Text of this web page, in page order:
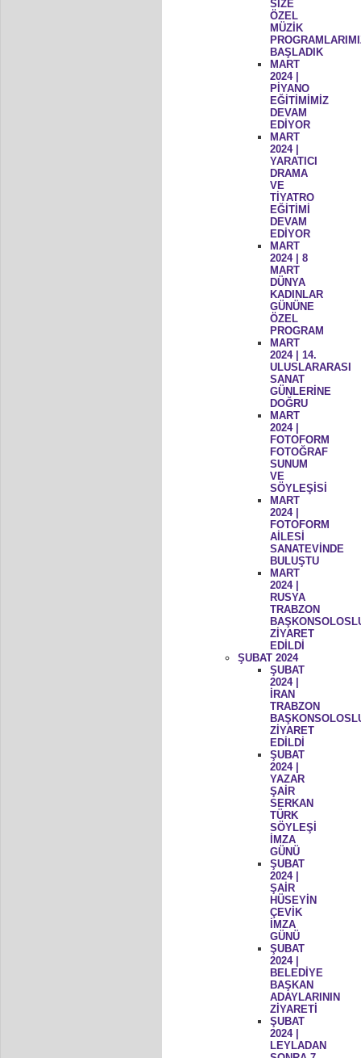
SİZE
ÖZEL
MÜZİK
BAŞLADIK
MART
2024 |
PİYANO
EĞİTİMİMİZ
DEVAM
EDİYOR
MART
2024 |
YARATICI
DRAMA
VE
TİYATRO
EĞİTİMİ
DEVAM
EDİYOR
MART
2024 | 8
MART
DÜNYA
KADINLAR
GÜNÜNE
ÖZEL
PROGRAM
MART
2024 | 14.
ULUSLARARASI
SANAT
GÜNLERİNE
DOĞRU
MART
2024 |
FOTOFORM
FOTOĞRAF
SUNUM
VE
SÖYLEŞİSİ
MART
2024 |
FOTOFORM
AİLESİ
SANATEVİNDE
BULUŞTU
MART
2024 |
RUSYA
TRABZON
ZİYARET
EDİLDİ
ŞUBAT 2024
ŞUBAT
2024 |
İRAN
TRABZON
ZİYARET
EDİLDİ
ŞUBAT
2024 |
YAZAR
ŞAİR
SERKAN
TÜRK
SÖYLEŞİ
İMZA
GÜNÜ
ŞUBAT
2024 |
ŞAİR
HÜSEYİN
ÇEVİK
İMZA
GÜNÜ
ŞUBAT
2024 |
BELEDİYE
BAŞKAN
ADAYLARININ
ZİYARETİ
ŞUBAT
2024 |
LEYLADAN